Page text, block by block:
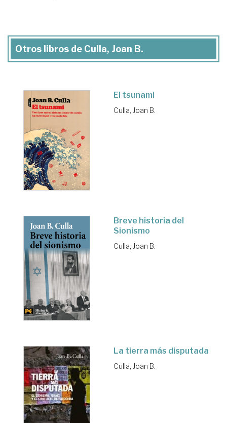
Otros libros de Culla, Joan B.
El tsunami
Culla, Joan B.
Breve historia del
Sionismo
Culla, Joan B.
La tierra más disputada
Culla, Joan B.